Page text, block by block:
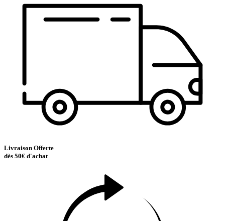
Livraison Offerte
dès 50€ d'achat